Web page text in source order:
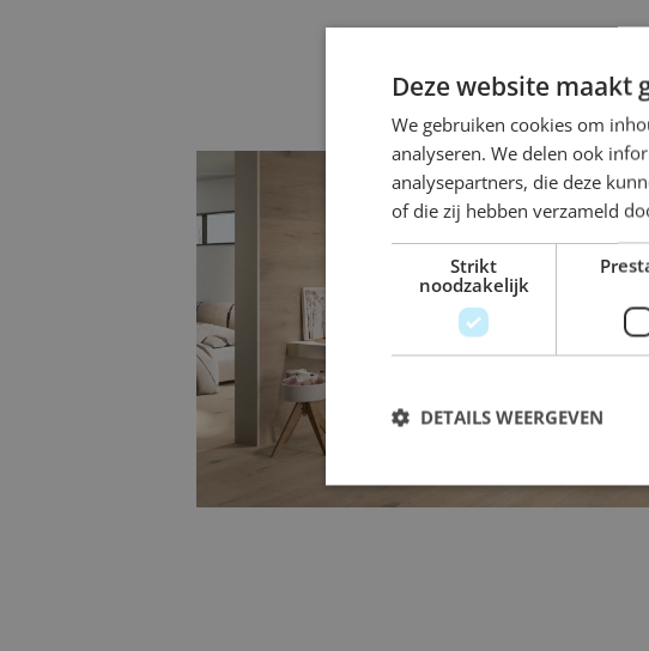
Groot formaat tegels
Met groot formaat tegels
creëert u een rustige, ruimtelijke uitstraling met
voegen. Perfect voor een strak en modern design.
Deze website maakt
We gebruiken cookies om
analyseren. We delen ook
analysepartners, die deze
of die zij hebben verzameld
Strikt
noodzakelijk
DETAILS WEERGEVEN